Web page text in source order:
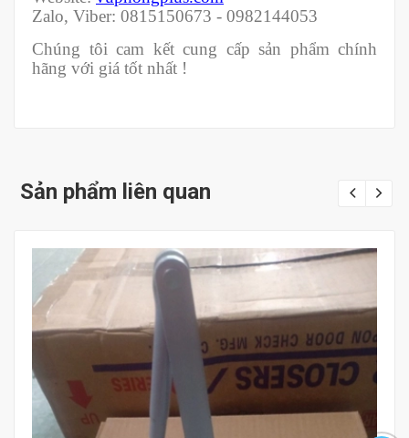
Zalo, Viber: 0815150673 - 0982144053
Chúng tôi cam kết cung cấp sản phẩm chính
hãng với giá tốt nhất !
Sản phẩm liên quan